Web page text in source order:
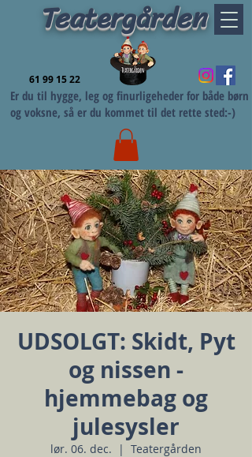
Teatergården
61 99 15 22
Er du til hygge, leg og finurligeheder for både børn
og voksne, så er du kommet til det rette sted:-)
UDSOLGT: Skidt, Pyt
og nissen -
hjemmebag og
julesysler
lør. 06. dec.
  |
Teatergården